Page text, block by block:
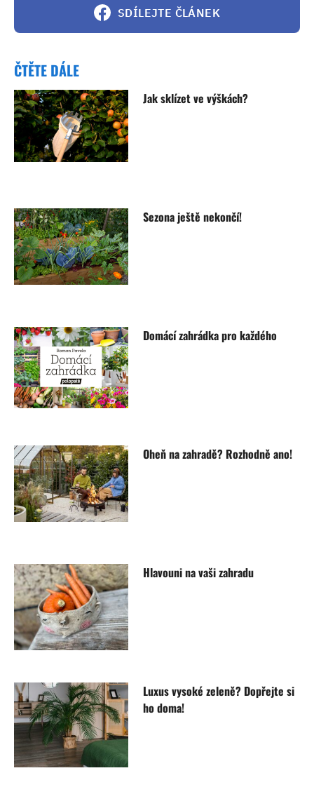
SDÍLEJTE ČLÁNEK
ČTĚTE DÁLE
Jak sklízet ve výškách?
Sezona ještě nekončí!
Domácí zahrádka pro každého
Oheň na zahradě? Rozhodně ano!
Hlavouni na vaši zahradu
Luxus vysoké zeleně? Dopřejte si
ho doma!